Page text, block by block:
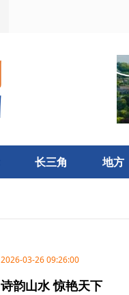
长三角 地方
2026-03-26 09:26:00
诗韵山水 惊艳天下